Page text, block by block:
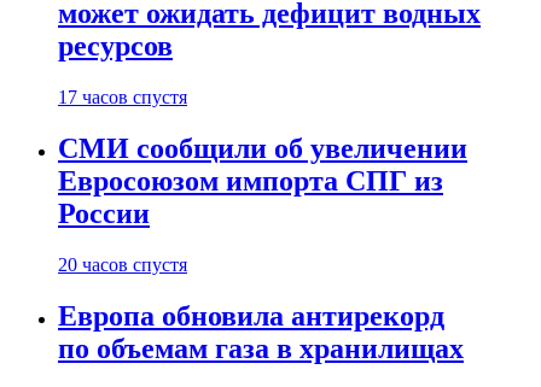
может ожидать дефицит водных
ресурсов
17 часов спустя
СМИ сообщили об увеличении
Евросоюзом импорта СПГ из
России
20 часов спустя
Европа обновила антирекорд
по объемам газа в хранилищах